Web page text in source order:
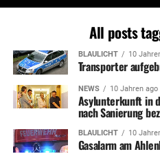
All posts
BLAULICHT 10
Transporter
NEWS 10 Jahren ago
Asylunterkunft in
nach Sanierung
BLAULICHT 10
Gasalarm am